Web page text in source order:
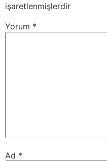
işaretlenmişlerdir
Yorum *
Ad *